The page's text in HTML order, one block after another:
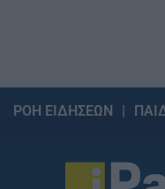
ΡΟΗ ΕΙΔΗΣΕΩΝ